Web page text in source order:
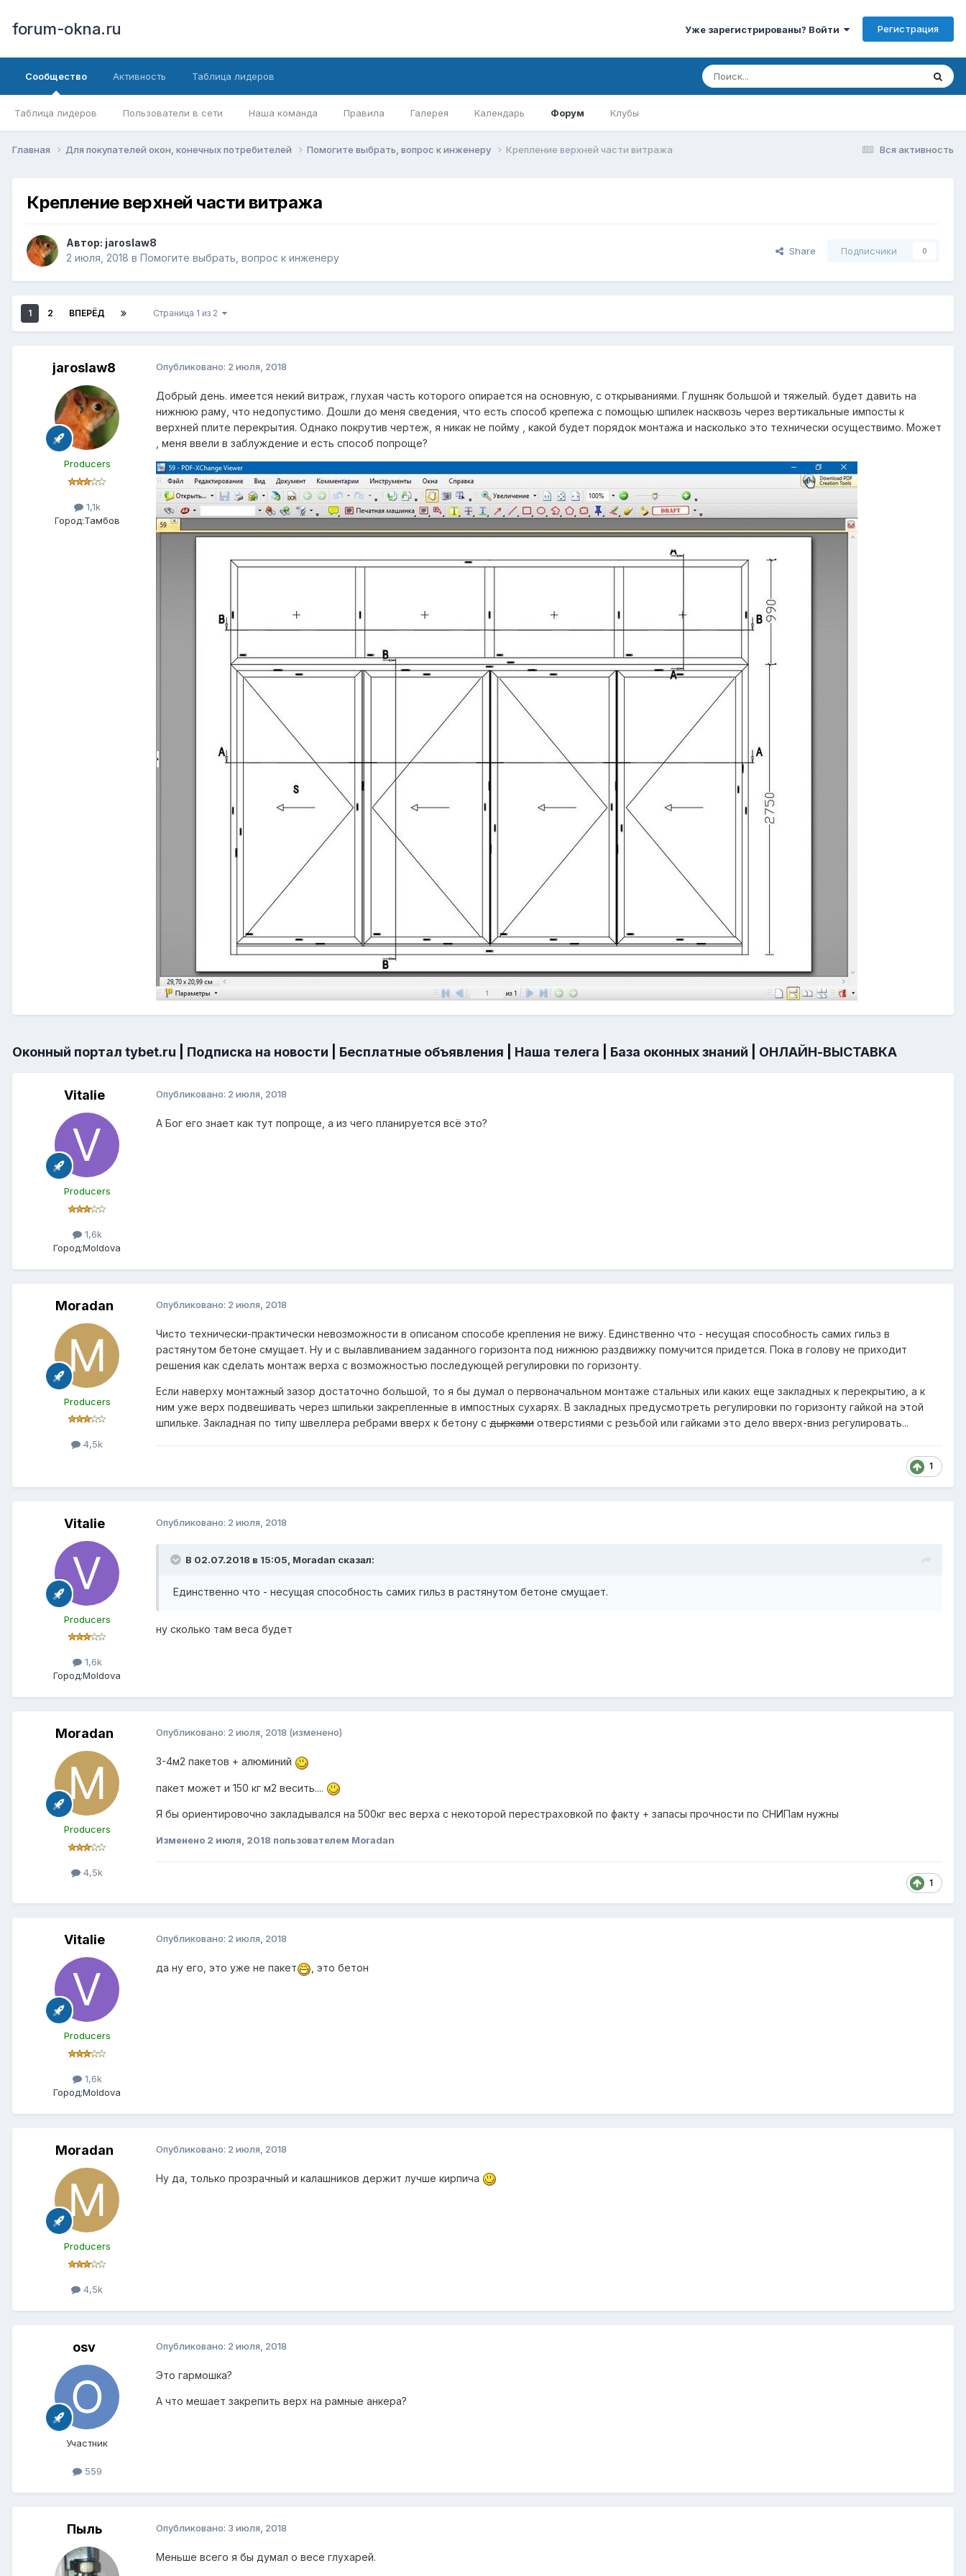
forum-okna.ru Уже зарегистрированы? Войти Регистрация
Сообщество
Таблица лидеров Пользователи в сети Наша команда Правила Галерея Календарь Форум Клубы
Активность Таблица лидеров
Вся активность
Главная Для покупателей окон, конечных потребителей Помогите выбрать, вопрос к инженеру Крепление верхней части витража
Крепление верхней части витража
Автор: jaroslaw8
2 июля, 2018 в Помогите выбрать, вопрос к инженеру
Share Подписчики 0
1 2 ВПЕРЁД Страница 1 из 2
jaroslaw8
Producers
1,1k
Город:Тамбов
Опубликовано: 2 июля, 2018
Добрый день. имеется некий витраж, глухая часть которого опирается на основную, с открываниями. Глушняк большой и тяжелый. будет давить на
нижнюю раму, что недопустимо. Дошли до меня сведения, что есть способ крепежа с помощью шпилек насквозь через вертикальные импосты к
верхней плите перекрытия. Однако покрутив чертеж, я никак не пойму , какой будет порядок монтажа и насколько это технически осуществимо. Может
, меня ввели в заблуждение и есть способ попроще?
Оконный портал tybet.ru Подписка на новости Бесплатные объявления Наша телега База оконных знаний ОНЛАЙН-ВЫСТАВКА
Vitalie
Producers
1,6k
Город:Moldova
Опубликовано: 2 июля, 2018
А Бог его знает как тут попроще, а из чего планируется всё это?
Moradan
Producers
4,5k
Опубликовано: 2 июля, 2018
Чисто технически-практически невозможности в описаном способе крепления не вижу. Единственно что - несущая способность самих гильз в
растянутом бетоне смущает. Ну и с вылавливанием заданного горизонта под нижнюю раздвижку помучится придется. Пока в голову не приходит
решения как сделать монтаж верха с возможностью последующей регулировки по горизонту.
Если наверху монтажный зазор достаточно большой, то я бы думал о первоначальном монтаже стальных или каких еще закладных к перекрытию, а к
ним уже верх подвешивать через шпильки закрепленные в импостных сухарях. В закладных предусмотреть регулировки по горизонту гайкой на этой
шпильке. Закладная по типу швеллера ребрами вверх к бетону с дырками отверстиями с резьбой или гайками это дело вверх-вниз регулировать...
1
Vitalie
Producers
1,6k
Город:Moldova
Опубликовано: 2 июля, 2018
В 02.07.2018 в 15:05, Moradan сказал:
Единственно что - несущая способность самих гильз в растянутом бетоне смущает.
ну сколько там веса будет
Moradan
Producers
4,5k
Опубликовано: 2 июля, 2018 (изменено)
3-4м2 пакетов + алюминий
пакет может и 150 кг м2 весить....
Я бы ориентировочно закладывался на 500кг вес верха с некоторой перестраховкой по факту + запасы прочности по СНИПам нужны
Изменено 2 июля, 2018 пользователем Moradan
1
Vitalie
Producers
1,6k
Город:Moldova
Опубликовано: 2 июля, 2018
да ну его, это уже не пакет , это бетон
Moradan
Producers
4,5k
Опубликовано: 2 июля, 2018
Ну да, только прозрачный и калашников держит лучше кирпича
osv
Участник
559
Опубликовано: 2 июля, 2018
Это гармошка?
А что мешает закрепить верх на рамные анкера?
Пыль Опубликовано: 3 июля, 2018
Меньше всего я бы думал о весе глухарей.